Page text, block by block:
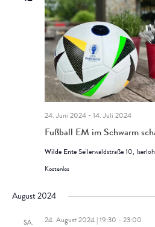
Fußball EM im Schwarm
24. Juni 2024- 14. Juli 2024
Wilde Ente Seilerwaldstraße 10,
Kostenlos
August 2024
SA. 24. August 2024 | 19:30 - 23:00